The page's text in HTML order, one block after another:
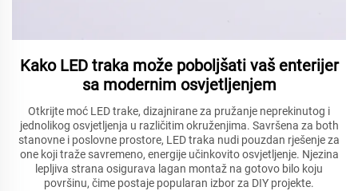
Kako LED traka može poboljšati vaš enterijer
sa modernim osvjetljenjem
Otkrijte moć LED trake, dizajnirane za pružanje neprekinutog i
jednolikog osvjetljenja u različitim okruženjima. Savršena za both
stanovne i poslovne prostore, LED traka nudi pouzdan rješenje za
one koji traže savremeno, energije učinkovito osvjetljenje. Njezina
lepljiva strana osigurava lagan montaž na gotovo bilo koju
površinu, čime postaje popularan izbor za DIY projekte.